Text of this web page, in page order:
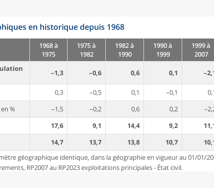
en historique depuis 1968
1968 à
1975
1975 à
1982
1982 à
1990
1990 à
1999
1999 à
2007
–1,3 –0,6 0,6 0,1
0,3 –0,5 0,1 –0,1
%
–1,5 –0,2 0,6 0,2
17,6 9,1 14,4 9,2
14,7 13,7 13,8 10,7
géographique identique, dans la géographie en vigueur au 01/01/
RP2007 au RP2023 exploitations principales - État civil.